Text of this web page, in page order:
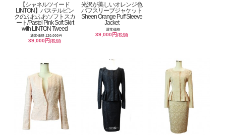
【シャネルツイード
LINTON】パステルピン
クのふわふわソフトスカ
ート/Pastel Pink Soft Skirt
with LINTON Tweed
通常価格 120,000円
39,000円(税別)
光沢が美しいオレンジ色
パフスリーブジャケット
Sheen Orange Puff Sleeve
Jacket
通常価格
39,000円(税別)